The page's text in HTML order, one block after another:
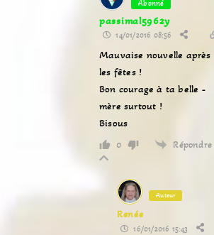
Abonné
passimal5962y
14/01/2016 08:56
Mauvaise nouvelle après
les fêtes !
Bon courage à ta belle -
mère surtout !
Bisous
0 Répondre
Auteur
Renée
16/01/2016 15:43